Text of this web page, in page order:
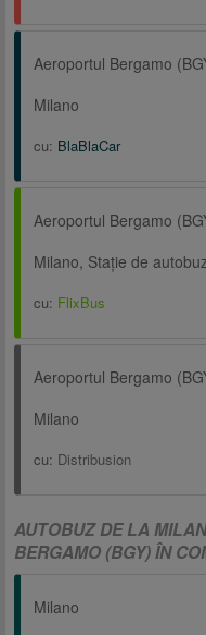
Aeroportul Bergamo
Milano
cu: BlaBlaCar
Aeroportul Bergamo
Milano, Staţie de
cu: FlixBus
Aeroportul Bergamo
Milano
cu: Distribusion
AUTOBUZ DE LA
BERGAMO (BGY) ÎN
Milano